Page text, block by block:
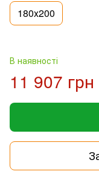
180x200
В наявності
11 907 грн